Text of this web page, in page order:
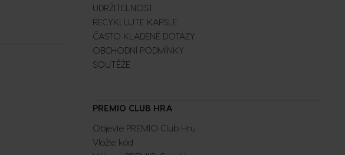
UDRŽITELNOST
RECYKLUJTE KAPSLE
ČASTO KLADENÉ DOTAZY
OBCHODNÍ PODMÍNKY
SOUTĚŽE
PREMIO CLUB HRA
Objevte PREMIO Club Hru
Vložte kód